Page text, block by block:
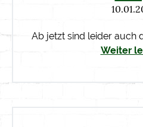
Ab jetzt sind leider auch
Weiter